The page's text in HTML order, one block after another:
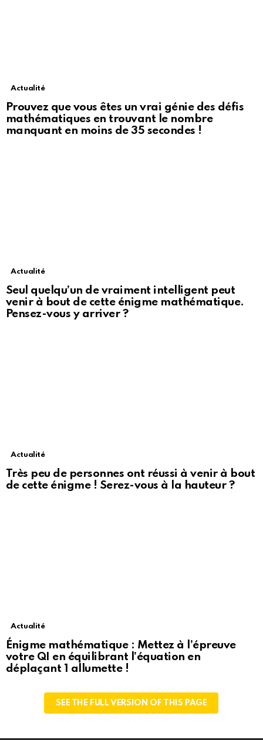
Actualité
Prouvez que vous êtes un vrai génie des défis
mathématiques en trouvant le nombre
manquant en moins de 35 secondes !
Actualité
Seul quelqu’un de vraiment intelligent peut
venir à bout de cette énigme mathématique.
Pensez-vous y arriver ?
Actualité
Très peu de personnes ont réussi à venir à bout
de cette énigme ! Serez-vous à la hauteur ?
Actualité
Énigme mathématique : Mettez à l’épreuve
votre QI en équilibrant l’équation en
déplaçant 1 allumette !
SEE THE FULL VERSION OF THIS PAGE